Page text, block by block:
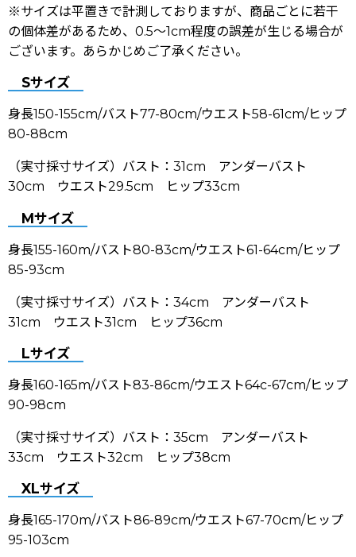
※サイズは平置きで計測しておりますが、商品ごとに若干
の個体差があるため、0.5〜1cm程度の誤差が生じる場合が
ございます。あらかじめご了承ください。
Sサイズ
身長150-155cm/バスト77-80cm/ウエスト58-61cm/ヒップ
80-88cm
（実寸採寸サイズ）バスト：31cm アンダーバスト
30cm ウエスト29.5cm ヒップ33cm
Mサイズ
身長155-160m/バスト80-83cm/ウエスト61-64cm/ヒップ
85-93cm
（実寸採寸サイズ）バスト：34cm アンダーバスト
31cm ウエスト31cm ヒップ36cm
Lサイズ
身長160-165m/バスト83-86cm/ウエスト64c-67cm/ヒップ
90-98cm
（実寸採寸サイズ）バスト：35cm アンダーバスト
33cm ウエスト32cm ヒップ38cm
XLサイズ
身長165-170m/バスト86-89cm/ウエスト67-70cm/ヒップ
95-103cm